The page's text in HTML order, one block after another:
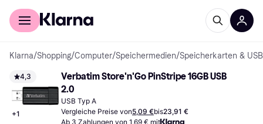
Für Shopper
Klarna/Shopping/Computer/Speichermedien/Speicherkarten &
4,3
+1
Verbatim Store'n'Go PinStripe 16GB USB
2.0
USB Typ A
Vergleiche Preise von5,09 €bis23,91 €
Ab 3 Zahlungen von 1,69 € mit